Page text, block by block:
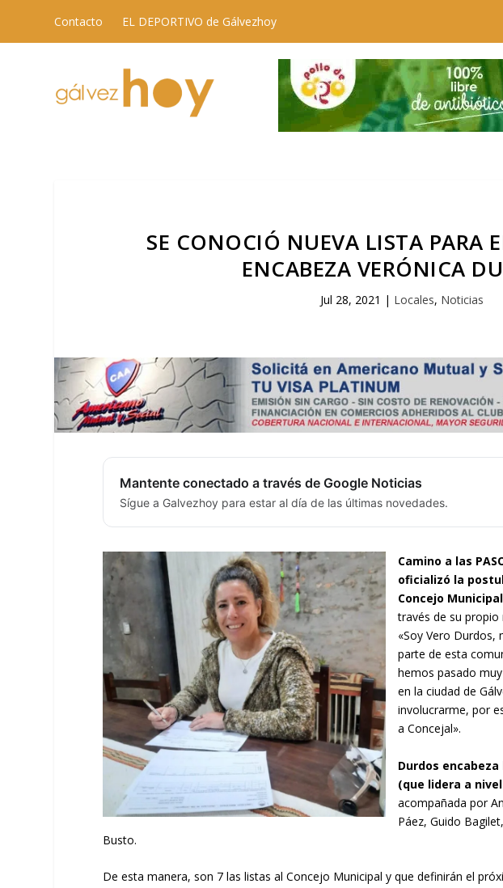
Contacto EL DEPORTIVO de Gálvezhoy
SE CONOCIÓ NUEVA LISTA PARA
ENCABEZA VERÓNICA
Jul 28, 2021 | Locales, Noticias
Mantente conectado a través de Google Noticias
Sígue a Galvezhoy para estar al día de las últimas novedades.
Camino a las
oficializó la
Concejo
través de su
«Soy Vero Durdos,
parte de esta
hemos pasado
en la ciudad de
involucrarme, por
a Concejal».
Durdos
(que lidera a
acompañada por
Páez, Guido
Busto.
De esta manera, son 7 las listas al Concejo Municipal y que definirán el